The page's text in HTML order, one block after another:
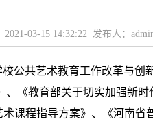
2021-03-15 14:32:22 发布人：
公共艺术教育工作改革与创
《教育部关于切实加强新
课程指导方案》、《河南